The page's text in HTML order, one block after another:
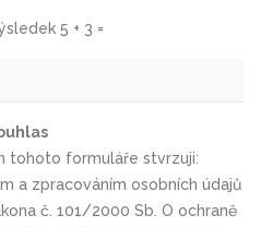
5 + 3 =
tohoto formuláře stvrzuji:
a zpracováním osobních údajů
č. 101/2000 Sb. O ochraně